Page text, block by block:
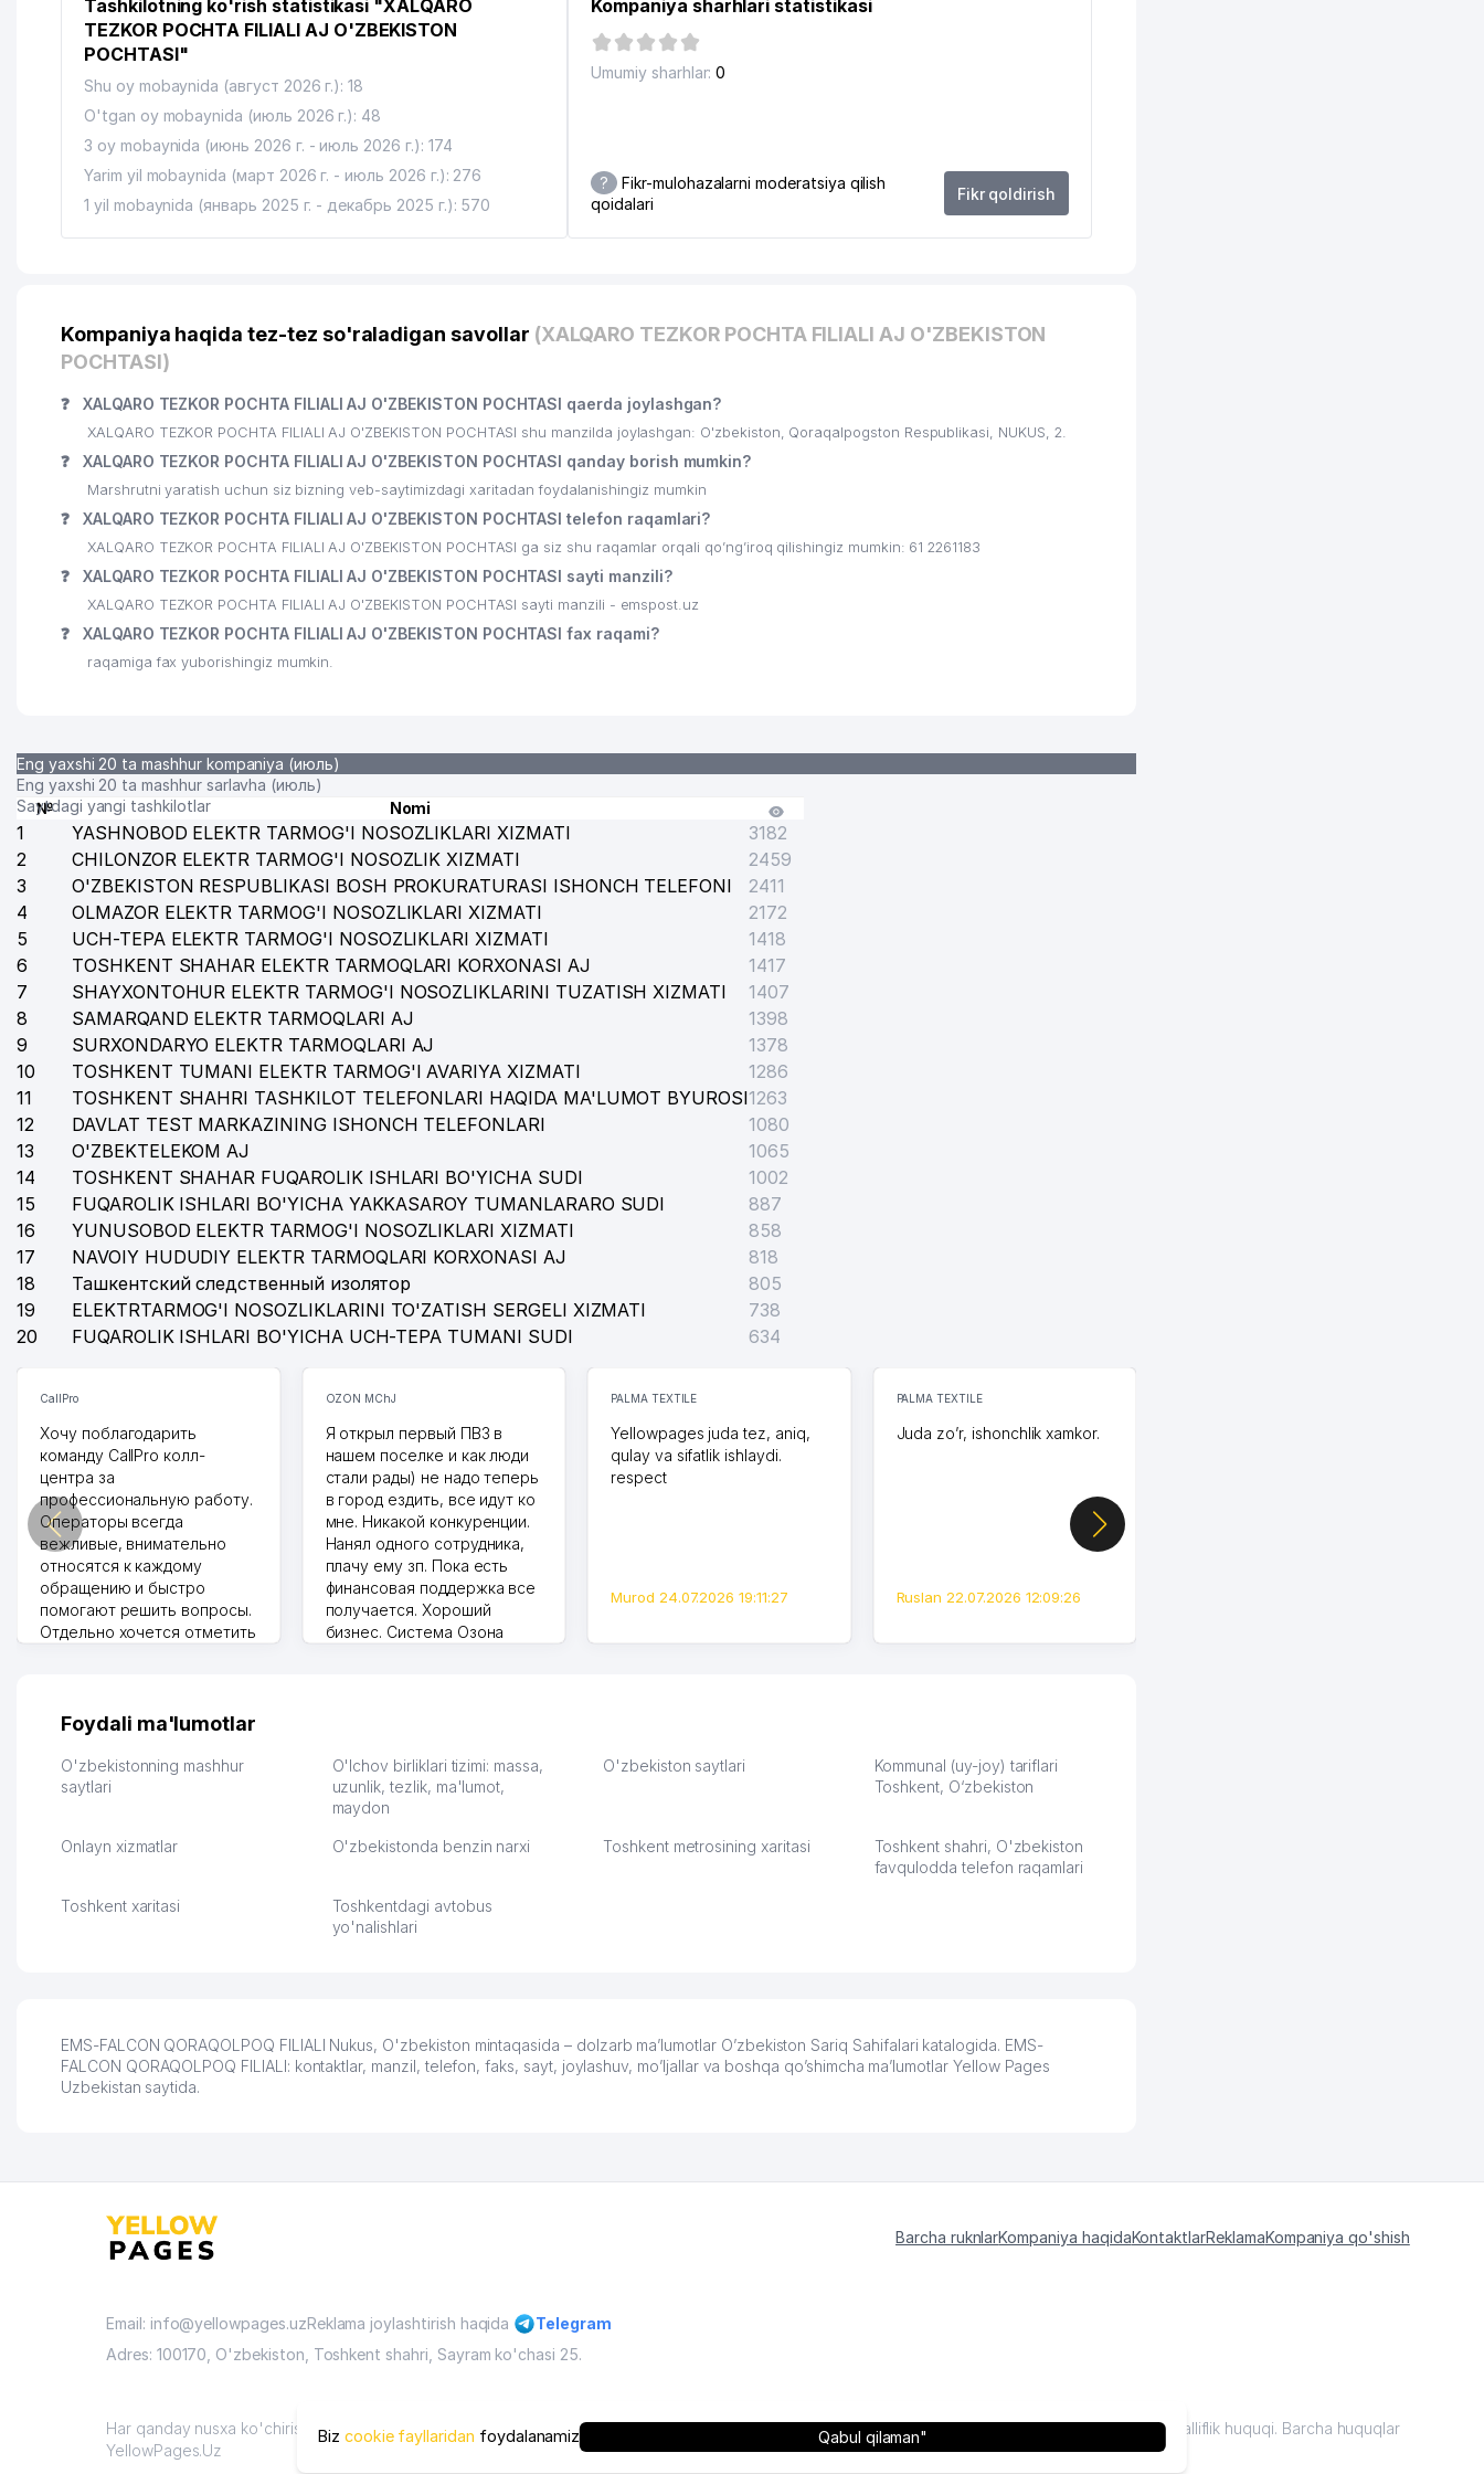
Tashkilotning ko'rish statistikasi "XALQARO
TEZKOR POCHTA FILIALI AJ O'ZBEKISTON
POCHTASI"
Shu oy mobaynida (август 2026 г.): 18
O'tgan oy mobaynida (июль 2026 г.): 48
3 oy mobaynida (июнь 2026 г. - июль 2026 г.): 174
Yarim yil mobaynida (март 2026 г. - июль 2026 г.): 276
1 yil mobaynida (январь 2025 г. - декабрь 2025 г.): 570
Kompaniya sharhlari statistikasi
Umumiy sharhlar: 0
?
Fikr-mulohazalarni moderatsiya qilish
qoidalari
Fikr qoldirish
Kompaniya haqida tez-tez so'raladigan savollar (XALQARO TEZKOR POCHTA FILIALI AJ O'ZBEKISTON
POCHTASI)
❓ XALQARO TEZKOR POCHTA FILIALI AJ O'ZBEKISTON POCHTASI qaerda joylashgan?
XALQARO TEZKOR POCHTA FILIALI AJ O'ZBEKISTON POCHTASI shu manzilda joylashgan: O'zbekiston, Qoraqalpogston Respublikasi, NUKUS, 2.
❓ XALQARO TEZKOR POCHTA FILIALI AJ O'ZBEKISTON POCHTASI qanday borish mumkin?
Marshrutni yaratish uchun siz bizning veb-saytimizdagi xaritadan foydalanishingiz mumkin
❓ XALQARO TEZKOR POCHTA FILIALI AJ O'ZBEKISTON POCHTASI telefon raqamlari?
XALQARO TEZKOR POCHTA FILIALI AJ O'ZBEKISTON POCHTASI ga siz shu raqamlar orqali qo’ng’iroq qilishingiz mumkin: 61 2261183
❓ XALQARO TEZKOR POCHTA FILIALI AJ O'ZBEKISTON POCHTASI sayti manzili?
XALQARO TEZKOR POCHTA FILIALI AJ O'ZBEKISTON POCHTASI sayti manzili - emspost.uz
❓ XALQARO TEZKOR POCHTA FILIALI AJ O'ZBEKISTON POCHTASI fax raqami?
raqamiga fax yuborishingiz mumkin.
Eng yaxshi 20 ta mashhur kompaniya (июль)
Eng yaxshi 20 ta mashhur sarlavha (июль)
Saytdagi yangi tashkilotlar
№ Nomi
1 YASHNOBOD ELEKTR TARMOG'I NOSOZLIKLARI XIZMATI
3182
2
CHILONZOR ELEKTR TARMOG'I NOSOZLIK XIZMATI
2459
3
O'ZBEKISTON RESPUBLIKASI BOSH PROKURATURASI ISHONCH TELEFONI
2411
4
OLMAZOR ELEKTR TARMOG'I NOSOZLIKLARI XIZMATI
2172
5
UCH-TEPA ELEKTR TARMOG'I NOSOZLIKLARI XIZMATI
1418
6
TOSHKENT SHAHAR ELEKTR TARMOQLARI KORXONASI AJ
1417
7
SHAYXONTOHUR ELEKTR TARMOG'I NOSOZLIKLARINI TUZATISH XIZMATI
1407
8
SAMARQAND ELEKTR TARMOQLARI AJ
1398
9
SURXONDARYO ELEKTR TARMOQLARI AJ
1378
10
TOSHKENT TUMANI ELEKTR TARMOG'I AVARIYA XIZMATI
1286
11
TOSHKENT SHAHRI TASHKILOT TELEFONLARI HAQIDA MA'LUMOT BYUROSI1263
12
DAVLAT TEST MARKAZINING ISHONCH TELEFONLARI
1080
13
O'ZBEKTELEKOM AJ
1065
14
TOSHKENT SHAHAR FUQAROLIK ISHLARI BO'YICHA SUDI
1002
15
FUQAROLIK ISHLARI BO'YICHA YAKKASAROY TUMANLARARO SUDI
887
16
YUNUSOBOD ELEKTR TARMOG'I NOSOZLIKLARI XIZMATI
858
17
NAVOIY HUDUDIY ELEKTR TARMOQLARI KORXONASI AJ
818
18
Ташкентский следственный изолятор
805
19
ELEKTRTARMOG'I NOSOZLIKLARINI TO'ZATISH SERGELI XIZMATI
738
20
FUQAROLIK ISHLARI BO'YICHA UCH-TEPA TUMANI SUDI 634
CallPro
Хочу поблагодарить
команду CallPro колл-
центра за
профессиональную работу.
Операторы всегда
вежливые, внимательно
относятся к каждому
обращению и быстро
помогают решить вопросы.
Отдельно хочется отметить
их работе значительно
обслуживания клиентов.
Рекомендую этот колл-
Vip Brand 31.07.2026 11:43:39
OZON MChJ
Я открыл первый ПВЗ в
нашем поселке и как люди
стали рады) не надо теперь
в город ездить, все идут ко
мне. Никакой конкуренции.
Нанял одного сотрудника,
плачу ему зп. Пока есть
финансовая поддержка все
получается. Хороший
бизнес. Система Озона
тут у нас уже есть ПВЗ.
Выгодное дело и
спокойное.
PALMA TEXTILE
Yellowpages juda tez, aniq,
qulay va sifatlik ishlaydi.
respect
Murod 24.07.2026 19:11:27
PALMA TEXTILE
Juda zo’r, ishonchlik xamkor.
Ruslan 22.07.2026 12:09:26
Foydali ma'lumotlar
O'zbekistonning mashhur
saytlari
O'lchov birliklari tizimi: massa,
uzunlik, tezlik, ma'lumot,
maydon
O'zbekiston saytlari
Kommunal (uy-joy) tariflari
Toshkent, O‘zbekiston
Onlayn xizmatlar O'zbekistonda benzin narxi Toshkent metrosining xaritasi
Toshkent shahri, O'zbekiston
favqulodda telefon raqamlari
Toshkent xaritasi
Toshkentdagi avtobus
yo'nalishlari
EMS-FALCON QORAQOLPOQ FILIALI Nukus, O'zbekiston mintaqasida – dolzarb ma’lumotlar O’zbekiston Sariq Sahifalari katalogida. EMS-
FALCON QORAQOLPOQ FILIALI: kontaktlar, manzil, telefon, faks, sayt, joylashuv, mo’ljallar va boshqa qo’shimcha ma’lumotlar Yellow Pages
Uzbekistan saytida.
Barcha ruknlarKompaniya haqidaKontaktlarReklamaKompaniya qo'shish
Email: info@yellowpages.uzReklama joylashtirish haqida
Telegram
Adres: 100170, O'zbekiston, Toshkent shahri, Sayram ko'chasi 25.
Har qanday nusxa ko'chirish materiallari faqat sayt ma'muriyatining ruxsati bilan mumkin
YellowPages.Uz
O'zbekiston, 2009 - 2026 / O'zbekiston "sariq sahifalar"mualliflik huquqi. Barcha huquqlar
himoyalangan.
Biz cookie fayllaridan foydalanamiz Qabul qilaman"